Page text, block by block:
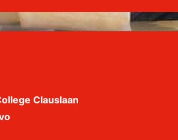
Clauslaan